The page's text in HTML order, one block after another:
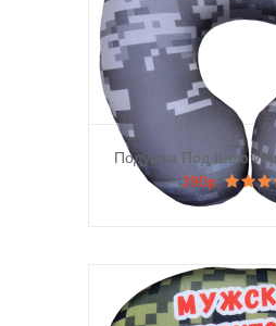
Подушка Под Шею
390р.